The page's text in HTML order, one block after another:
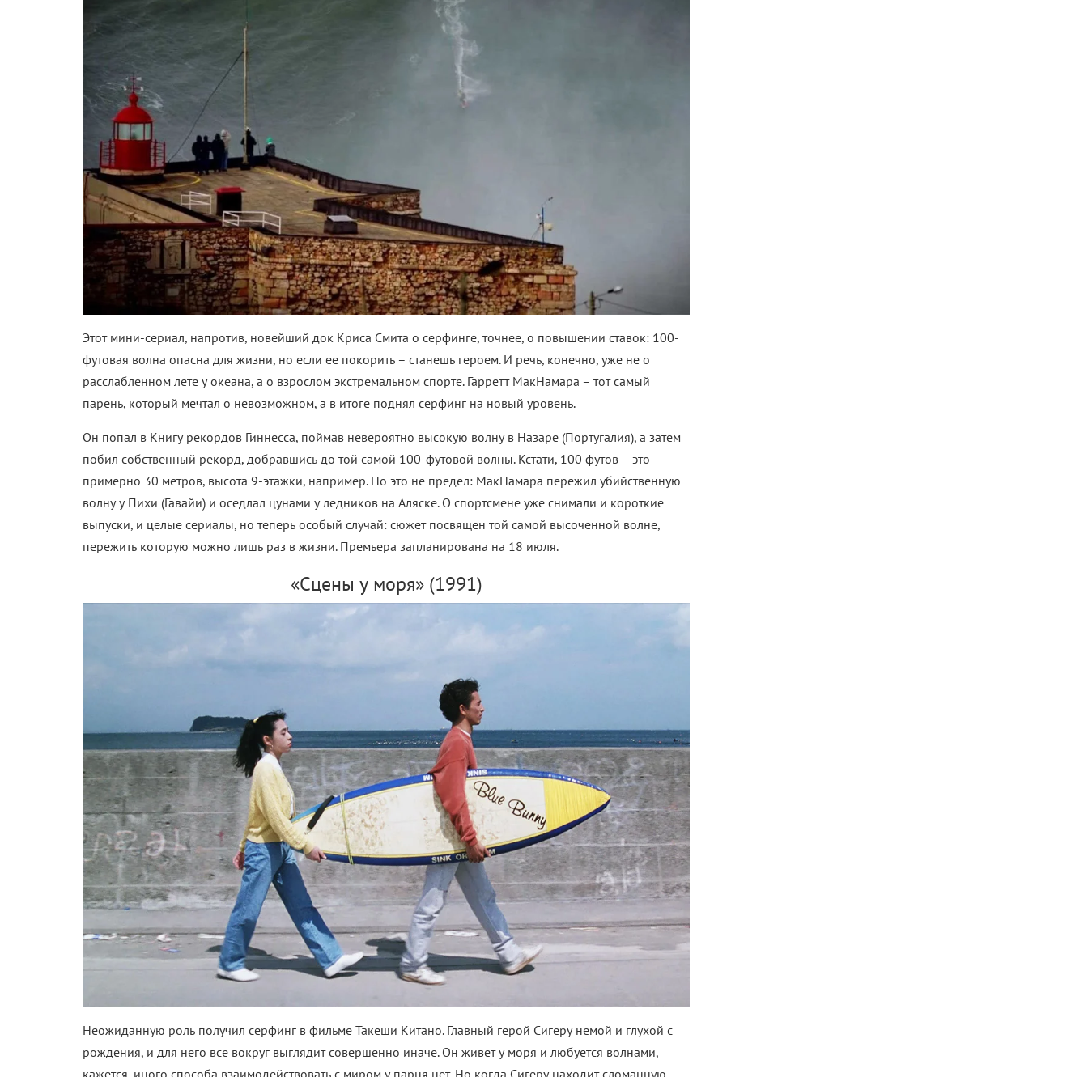
Этот мини-сериал, напротив, новейший док Криса Смита о серфинге, точнее, о повышении ставок: 100-
футовая волна опасна для жизни, но если ее покорить – станешь героем. И речь, конечно, уже не о
расслабленном лете у океана, а о взрослом экстремальном спорте. Гарретт МакНамара – тот самый
парень, который мечтал о невозможном, а в итоге поднял серфинг на новый уровень.
Он попал в Книгу рекордов Гиннесса, поймав невероятно высокую волну в Назаре (Португалия), а затем
побил собственный рекорд, добравшись до той самой 100-футовой волны. Кстати, 100 футов – это
примерно 30 метров, высота 9-этажки, например. Но это не предел: МакНамара пережил убийственную
волну у Пихи (Гавайи) и оседлал цунами у ледников на Аляске. О спортсмене уже снимали и короткие
выпуски, и целые сериалы, но теперь особый случай: сюжет посвящен той самой высоченной волне,
пережить которую можно лишь раз в жизни. Премьера запланирована на 18 июля.
«Сцены у моря» (1991)
Неожиданную роль получил серфинг в фильме Такеши Китано. Главный герой Сигеру немой и глухой с
рождения, и для него все вокруг выглядит совершенно иначе. Он живет у моря и любуется волнами,